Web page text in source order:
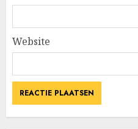
Website